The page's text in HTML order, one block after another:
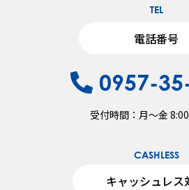
TEL
電話番号
0957-
受付時間：月〜金
CASHLESS
キャッシュレス